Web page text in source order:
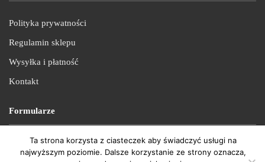
Polityka prywatności
Regulamin sklepu
Wysyłka i płatność
Kontakt
Formularze
Reklamacja
Ta strona korzysta z ciasteczek aby świadczyć usługi na
najwyższym poziomie. Dalsze korzystanie ze strony oznacza,